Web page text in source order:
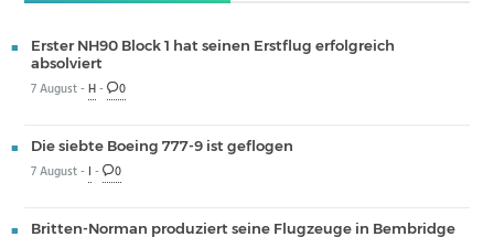
Erster NH90 Block 1 hat seinen Erstflug erfolgreich
absolviert
7 August -H- 0
Die siebte Boeing 777-9 ist geflogen
7 August - I - 0
Britten-Norman produziert seine Flugzeuge in Bembridge